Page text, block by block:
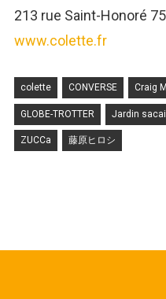
213 rue Saint-Honoré
www.colette.fr
colette CONVERSE Craig
GLOBE-TROTTER Jardin sacai
ZUCCa 藤原ヒロシ